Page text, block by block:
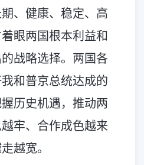
、健康、稳定、高
眼两国根本利益和
战略选择。两国各
和普京总统达成的
历史机遇，推动两
牢、合作成色越来
越宽。